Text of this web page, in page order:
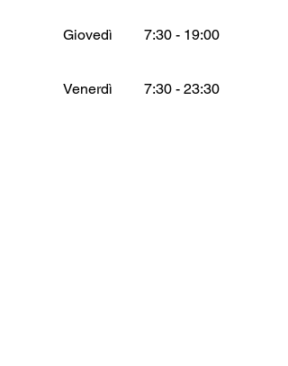
Venerdì 7:30 - 23:30
Giovedì 7:30 - 19:00